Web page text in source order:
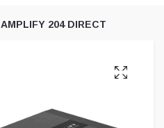
204 DIRECT